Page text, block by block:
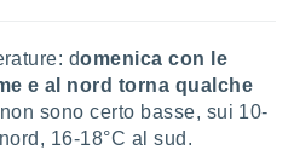
domenica con le
e al nord torna qualche
sono certo basse, sui 10-
16-18°C al sud.